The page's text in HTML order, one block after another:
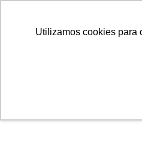
Utilizamos cookies para